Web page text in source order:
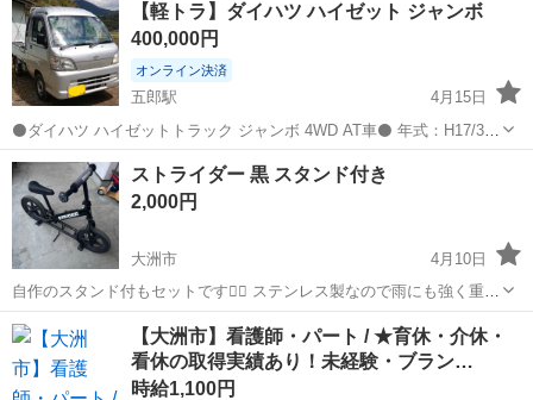
【軽トラ】ダイハツ ハイゼット ジャンボ
400,000円
オンライン決済
五郎駅
4月15日
⚫ダイハツ ハイゼットトラック ジャンボ 4WD AT車⚫ 年式：H17/3
型式：LE-S210P 原動機型式：EF 走行距離：218370km 次回車検日：
R9/4/9 車検を受けたばかりで､前輪タイヤ2本は新品に交換...
愛媛 大洲市 五郎駅 その他 軽トラ
ストライダー 黒 スタンド付き
2,000円
大洲市
4月10日
自作のスタンド付もセットです❁⃘ ステンレス製なので雨にも強く重さ
もあります。 ストライダーは沢山乗りましたが まだまだ乗れます
(*^^*) 乗っていただける方に。
愛媛 その他 ストライダー
【大洲市】看護師・パート / ★育休・介休・
看休の取得実績あり！未経験・ブラン…
時給1,100円